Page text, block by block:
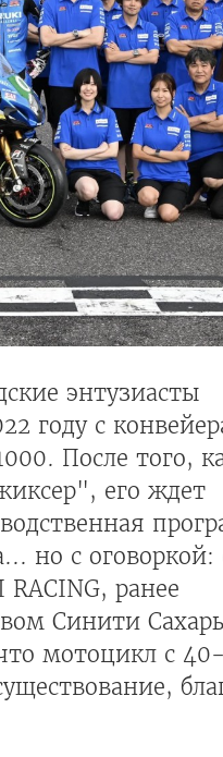
энтузиасты
году с
После того,
его ждет
но с оговоркой:
ранее
Синити
мотоцикл с 40-